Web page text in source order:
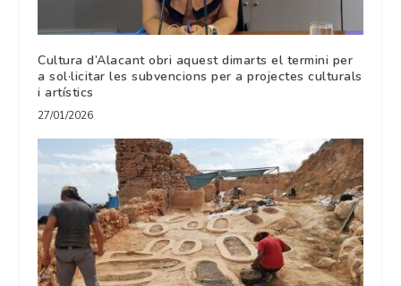
Cultura d’Alacant obri aquest dimarts el termini per
a sol·licitar les subvencions per a projectes culturals
i artístics
27/01/2026